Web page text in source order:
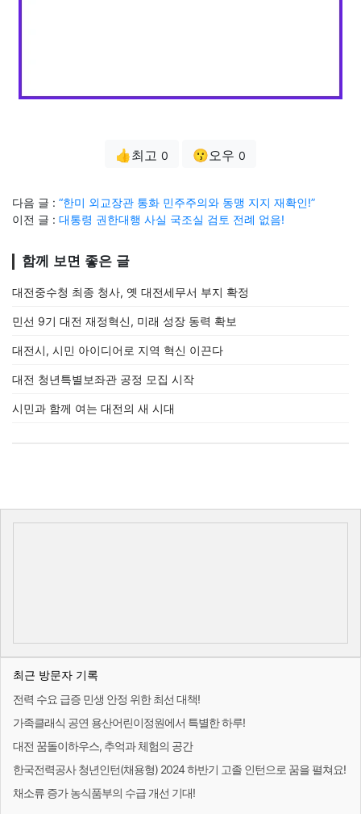
👍최고 0 😗오우 0
다음 글 : “한미 외교장관 통화 민주주의와 동맹 지지 재확인!”
이전 글 : 대통령 권한대행 사실 국조실 검토 전례 없음!
함께 보면 좋은 글
대전중수청 최종 청사, 옛 대전세무서 부지 확정
민선 9기 대전 재정혁신, 미래 성장 동력 확보
대전시, 시민 아이디어로 지역 혁신 이끈다
대전 청년특별보좌관 공정 모집 시작
시민과 함께 여는 대전의 새 시대
최근 방문자 기록
전력 수요 급증 민생 안정 위한 최선 대책!
가족클래식 공연 용산어린이정원에서 특별한 하루!
대전 꿈돌이하우스, 추억과 체험의 공간
한국전력공사 청년인턴(채용형) 2024 하반기 고졸 인턴으로 꿈을 펼쳐요!
채소류 증가 농식품부의 수급 개선 기대!